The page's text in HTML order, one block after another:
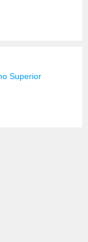
Superior